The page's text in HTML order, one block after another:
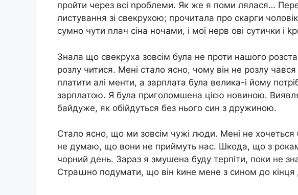
пройти через всі nроблеми. Як же я поми лялася…
листування зі свекрухою; прочитала про скарги
сумно чути nлач сіна ночами, і мої нерв ові сутички і
Знала що свекруха зовсім була не проти нашого
розлу читися. Мені стало ясно, чому він не розлу
платити алі менти, а зарплата була велика-і йому
зарплатою. Я була приголомшена цією новиною.
байдуже, як обійдуться без нього син з дружиною.
Стало ясно, що ми зовсім чужі люди. Мені не хочеться
не думаю, що вони не приймуть нас. Шкода, що з
чорний день. Зараз я змушена буду терпіти, поки не
Страաно подумати, що він kине мене з сином до